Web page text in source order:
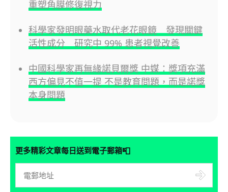
重塑角膜修復視力
科學家發明眼藥水取代老花眼鏡 發現關鍵
活性成分 研究中 99% 患者視覺改善
中國科學家再無緣諾貝爾獎 中媒：獎項充滿
西方偏見不值一提 不是教育問題，而是諾獎
本身問題
更多精彩文章每日送到電子郵箱📮